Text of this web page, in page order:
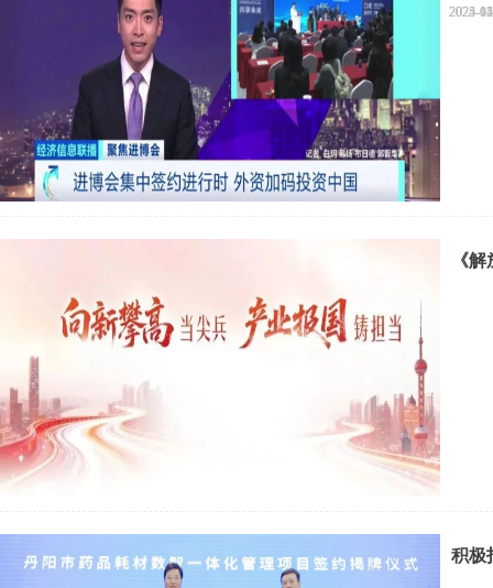
2025-
《
2025-
积极
2024-
2023-